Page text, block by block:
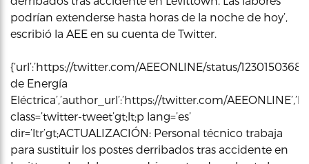
podrían extenderse hasta horas de la noche de hoy’,
escribió la AEE en su cuenta de Twitter.
{‘url’:’https://twitter.com/AEEONLINE/status/
de Energía
Eléctrica’,’author_url’:’https://twitter.com/
class=’twitter-tweet’gt;lt;p lang=’es’
dir=’ltr’gt;ACTUALIZACIÓN: Personal técnico trabaja
para sustituir los postes derribados tras accidente en